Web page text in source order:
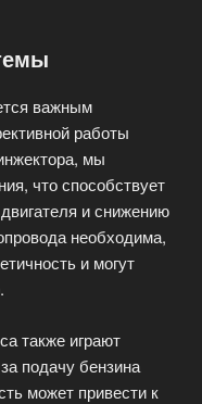
важным
работы
мы
что способствует
и снижению
необходима,
и могут
также играют
подачу бензина
может привести к